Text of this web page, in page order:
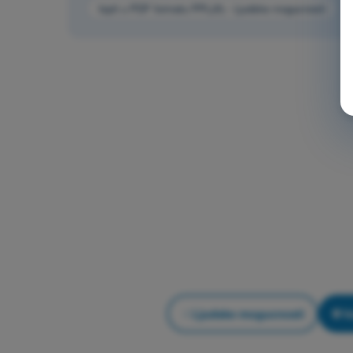
Ispit u PDF formatu PPL(A) - Ljudske mogucnosti
Ljudske mogucnosti